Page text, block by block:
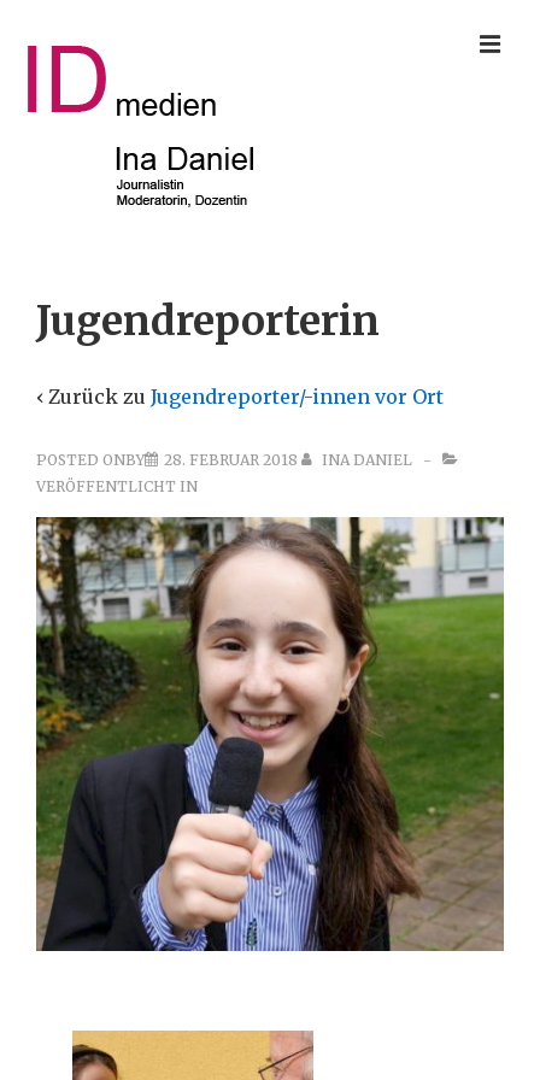
Zum
Navigation
Jugendreporterin
‹ Zurück zu Jugendreporter/-innen vor Ort
POSTED ONBY 28. FEBRUAR 2018
INA DANIEL
VERÖFFENTLICHT IN